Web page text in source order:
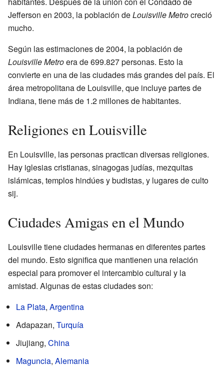
Jefferson en 2003, la población deLouisville Metrocreció
mucho.
Según las estimaciones de 2004, la población de
Louisville Metroera de 699.827 personas. Esto la
convierte en una de las ciudades más grandes del país. El
área metropolitana de Louisville, que incluye partes de
Indiana, tiene más de 1.2 millones de habitantes.
Religiones en Louisville
En Louisville, las personas practican diversas religiones.
Hay iglesias cristianas, sinagogas judías, mezquitas
islámicas, templos hindúes y budistas, y lugares de culto
sij.
Ciudades Amigas en el Mundo
Louisville tiene ciudades hermanas en diferentes partes
del mundo. Esto significa que mantienen una relación
especial para promover el intercambio cultural y la
amistad. Algunas de estas ciudades son:
La Plata, Argentina
Adapazarı, Turquía
Jiujiang, China
Maguncia, Alemania